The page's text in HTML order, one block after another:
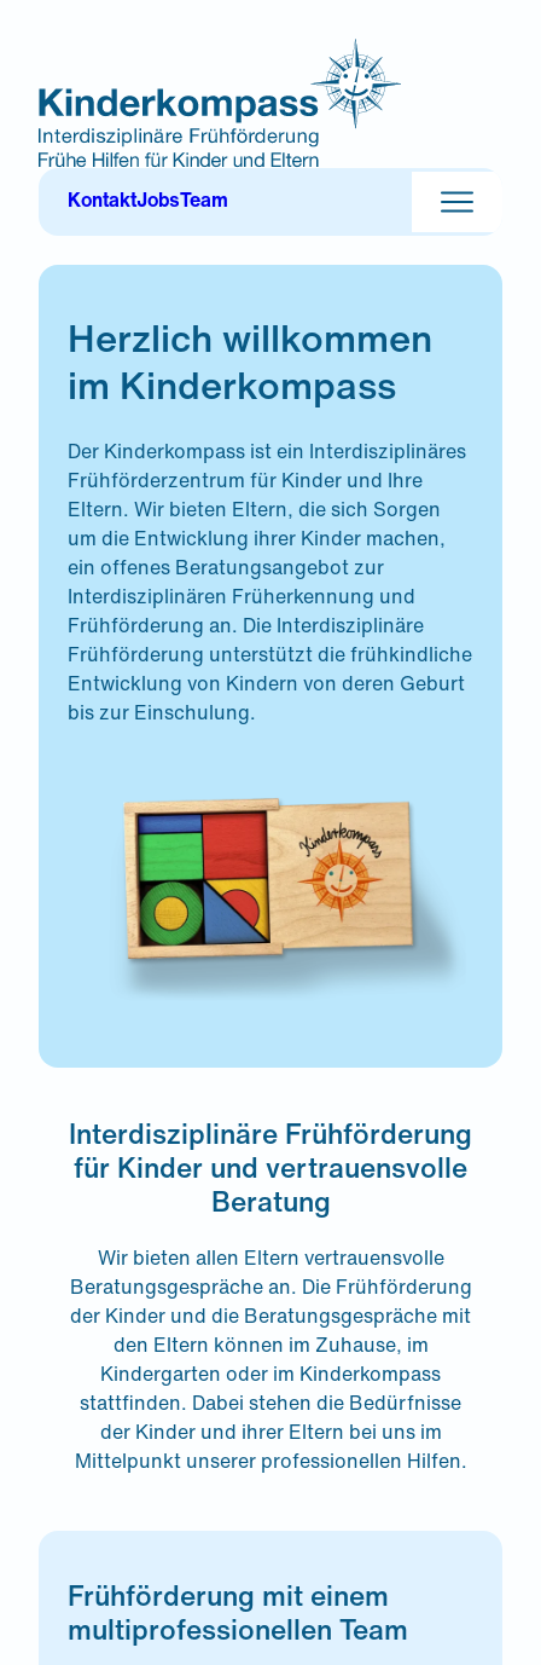
KontaktJobsTeam
Kinderkompass-Team: wir über uns
Jobs & Karriere
Impressum
Datenschutzerklärung
Herzlich willkommen
im Kinderkompass
Der Kinderkompass ist ein Interdisziplinäres
Frühförderzentrum für Kinder und Ihre
Eltern. Wir bieten Eltern, die sich Sorgen
um die Entwicklung ihrer Kinder machen,
ein offenes Beratungsangebot zur
Interdisziplinären Früherkennung und
Frühförderung an. Die Interdisziplinäre
Frühförderung unterstützt die frühkindliche
Entwicklung von Kindern von deren Geburt
bis zur Einschulung.
Interdisziplinäre Frühförderung
für Kinder und vertrauensvolle
Beratung
Wir bieten allen Eltern vertrauensvolle
Beratungsgespräche an. Die Frühförderung
der Kinder und die Beratungsgespräche mit
den Eltern können im Zuhause, im
Kindergarten oder im Kinderkompass
stattfinden. Dabei stehen die Bedürfnisse
der Kinder und ihrer Eltern bei uns im
Mittelpunkt unserer professionellen Hilfen.
Frühförderung mit einem
multiprofessionellen Team